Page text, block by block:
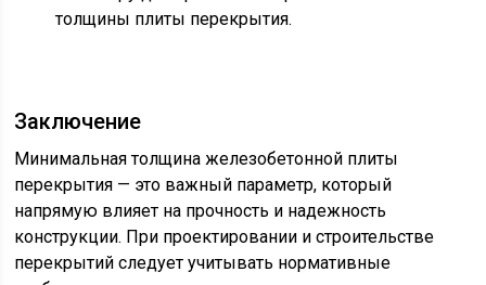
толщины плиты перекрытия.
Заключение
Минимальная толщина железобетонной плиты
перекрытия — это важный параметр, который
напрямую влияет на прочность и надежность
конструкции. При проектировании и строительстве
перекрытий следует учитывать нормативные